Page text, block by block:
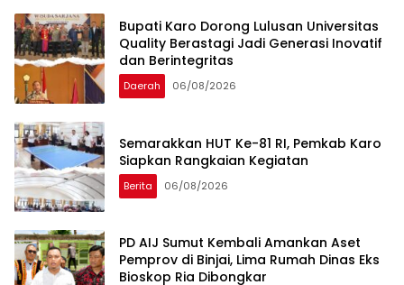
Bupati Karo Dorong Lulusan Universitas
Quality Berastagi Jadi Generasi Inovatif
dan Berintegritas
Daerah 06/08/2026
Semarakkan HUT Ke-81 RI, Pemkab Karo
Siapkan Rangkaian Kegiatan
Berita 06/08/2026
PD AIJ Sumut Kembali Amankan Aset
Pemprov di Binjai, Lima Rumah Dinas Eks
Bioskop Ria Dibongkar